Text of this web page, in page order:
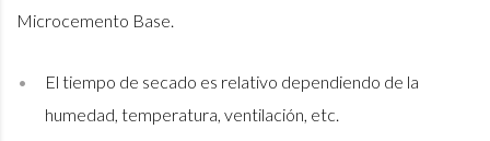
Microcemento Base.
El tiempo de secado es relativo dependiendo de la
humedad, temperatura, ventilación, etc.